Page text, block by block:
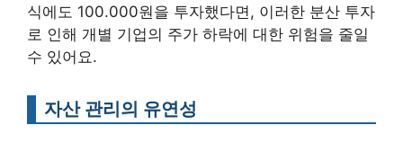
식에도 100.000원을 투자했다면, 이러한 분산 투자
로 인해 개별 기업의 주가 하락에 대한 위험을 줄일
수 있어요.
자산 관리의 유연성